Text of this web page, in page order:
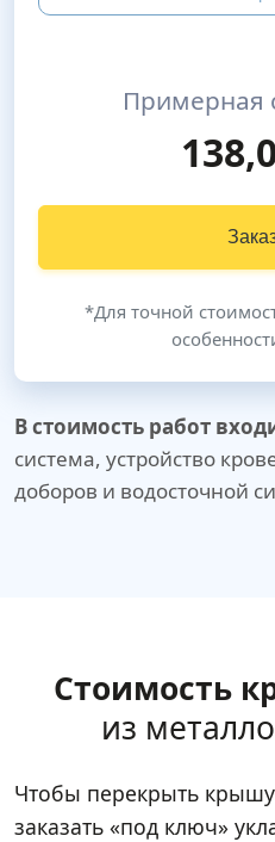
Примерная
*Для точной
В стоимость работ
система, устройство
доборов и водосточной
Стоимость
из
Чтобы перекрыть крышу
заказать «под ключ»